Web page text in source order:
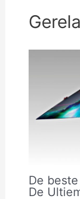
De beste
De